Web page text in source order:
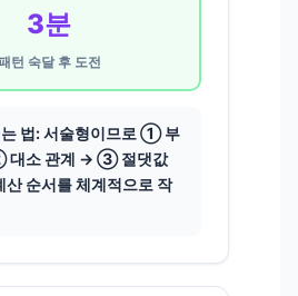
3분
턴 숙달 후 도전
법:서술형이므로 ① 부
대소 관계 → ③ 절댓값
순서를 체계적으로 작